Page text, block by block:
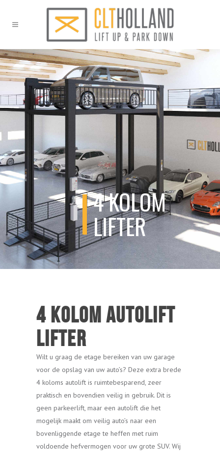
4 KOLOM
LIFTER
4 Kolom autolift
LIFTER
Wilt u graag de etage bereiken van uw garage
voor de opslag van uw auto’s? Deze extra brede
4 koloms autolift is ruimtebesparend, zeer
praktisch en bovendien veilig in gebruik. Dit is
geen parkeerlift, maar een autolift die het
mogelijk maakt om veilig auto’s naar een
bovenliggende etage te heffen met ruim
voldoende hefvermogen voor uw grote SUV. Wij